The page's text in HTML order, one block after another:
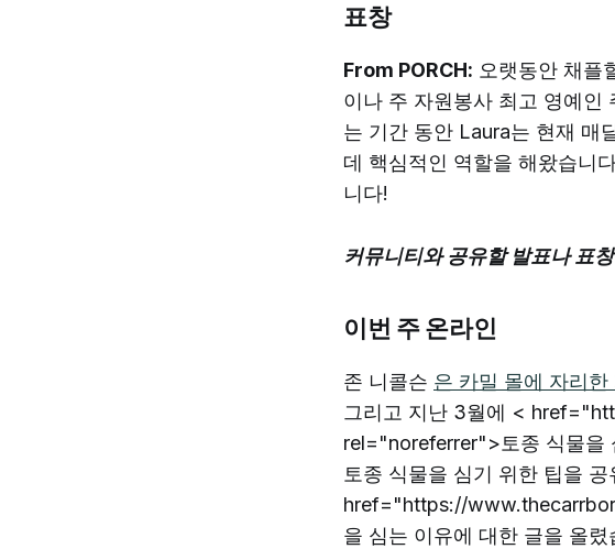
표창
From PORCH: 오랫동안 채플
이나 주 자원봉사 최고 영예인
는 기간 동안 Laura는 현재 매
데 핵심적인 역할을 해왔습니
니다!
커뮤니티와 공유할 발표나
이번 주 온라인
존 니콜슨 은 카밀 몰에 자리
그리고 지난 3월에 <
rel="noreferrer">토종 식물을
토종 식물을 심기 위한 팁을
href="https://
을 심는 이유에 대한 글을 올렸